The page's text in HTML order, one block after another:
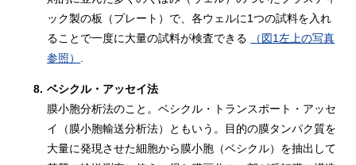
ック製の板（プレート）で、各ウェルに1つの試料を入れ
ることで一度に大量の試料が検査できる
（図1左上の写真
参照）
8. ベシクル・アッセイ法
膜小胞分析法のこと。ベシクル・トランスポート・アッセ
イ（膜小胞輸送分析法）ともいう。目的の膜タンパク質を
大量に発現させた細胞から膜小胞（ベシクル）を抽出して